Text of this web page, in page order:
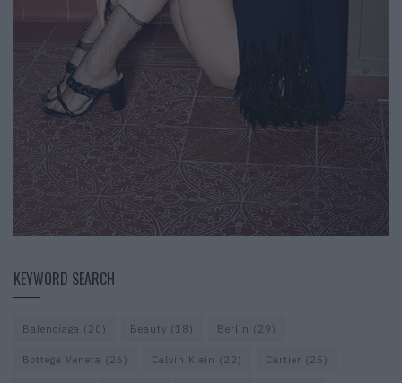
KEYWORD SEARCH
Balenciaga (20) Beauty (18) Berlin (29)
Bottega Veneta (26) Calvin Klein (22) Cartier (25)